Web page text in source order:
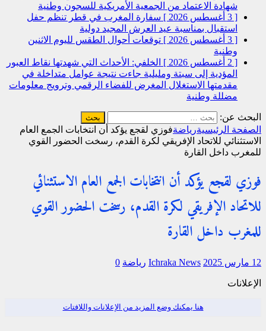
شهادة الاعتماد من الجمعية الأمريكية للسجون وطنية
[ 3 أغسطس 2026 ]
سفارة المغرب في قطر تنظم حفل
استقبال بمناسبة عيد العرش المجيد دولية
[ 3 أغسطس 2026 ]
توقعات أحوال الطقس لليوم الاثنين
وطنية
[ 2 أغسطس 2026 ]
الخلفي: الأحداث التي شهدتها نقاط العبور
المؤدية إلى سبتة ومليلية جاءت نتيجة عوامل متداخلة في
مقدمتها الاستغلال المغرض للفضاء الرقمي وترويج معلومات
مضللة وطنية
البحث عن:
الصفحة الرئيسيةرياضةفوزي لقجع يؤكد أن انتخابات الجمع العام
الاستثنائي للاتحاد الإفريقي لكرة القدم، رسخت الحضور القوي
للمغرب داخل القارة
فوزي لقجع يؤكد أن انتخابات الجمع العام الاستثنائي
للاتحاد الإفريقي لكرة القدم، رسخت الحضور القوي
للمغرب داخل القارة
12 مارس 2025 Ichraka News رياضة 0
الإعلانات
هنا يمكنك وضع المزيد من الإعلانات واللافتات